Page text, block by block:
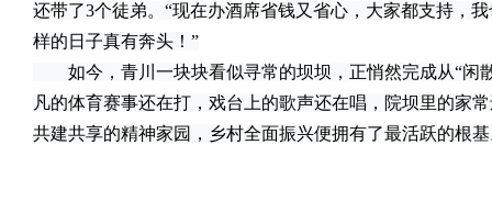
还带了3个徒弟。“现在办酒席省钱又省心，大家都支持，
样的日子真有奔头！”
如今，青川一块块看似寻常的坝坝，正悄然完成从“闲
凡的体育赛事还在打，戏台上的歌声还在唱，院坝里的
共建共享的精神家园，乡村全面振兴便拥有了最活跃的根